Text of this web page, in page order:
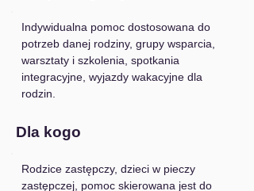
Indywidualna pomoc dostosowana do
potrzeb danej rodziny, grupy wsparcia,
warsztaty i szkolenia, spotkania
integracyjne, wyjazdy wakacyjne dla
rodzin.
Dla kogo
Rodzice zastępczy, dzieci w pieczy
zastępczej, pomoc skierowana jest do